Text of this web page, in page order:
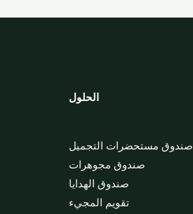
الحلول
صندوق مستحضرات التجميل
صندوق مجوهرات
صندوق الهدايا
تقويم المجيء